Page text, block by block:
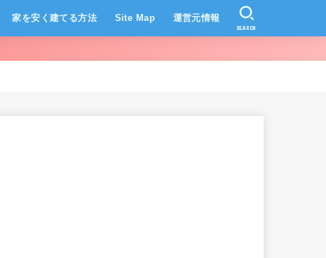
家を安く建てる方法 Site Map 運営元情報
SEARCH